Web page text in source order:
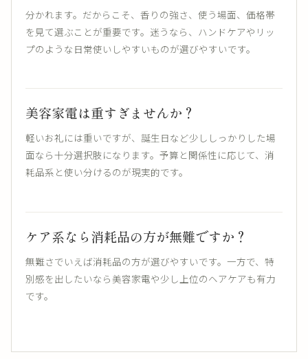
分かれます。だからこそ、香りの強さ、使う場面、価格帯
を見て選ぶことが重要です。迷うなら、ハンドケアやリッ
プのような日常使いしやすいものが選びやすいです。
美容家電は重すぎませんか？
軽いお礼には重いですが、誕生日など少ししっかりした場
面なら十分選択肢になります。予算と関係性に応じて、消
耗品系と使い分けるのが現実的です。
ケア系なら消耗品の方が無難ですか？
無難さでいえば消耗品の方が選びやすいです。一方で、特
別感を出したいなら美容家電や少し上位のヘアケアも有力
です。